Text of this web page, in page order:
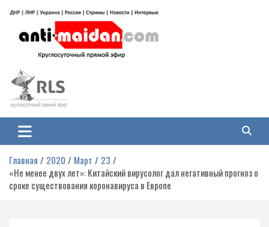
содержимому
Антимайдан: Гражданская война
на Украине
гражданской войне на Украине, включая события в Новороссии, ДНР,
ЛНР и других регионах.
Главная 2020 Март
23
«Не менее двух лет»: Китайский вирусолог дал негативный прогноз о
сроке существования коронавируса в Европе